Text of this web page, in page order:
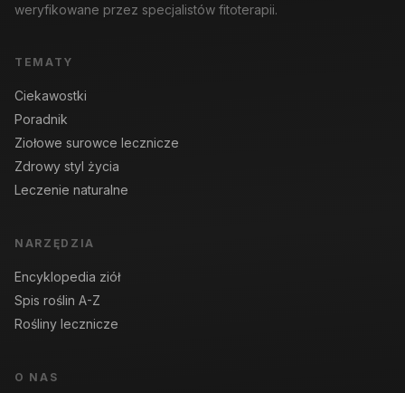
weryfikowane przez specjalistów fitoterapii.
TEMATY
Ciekawostki
Poradnik
Ziołowe surowce lecznicze
Zdrowy styl życia
Leczenie naturalne
NARZĘDZIA
Encyklopedia ziół
Spis roślin A-Z
Rośliny lecznicze
O NAS